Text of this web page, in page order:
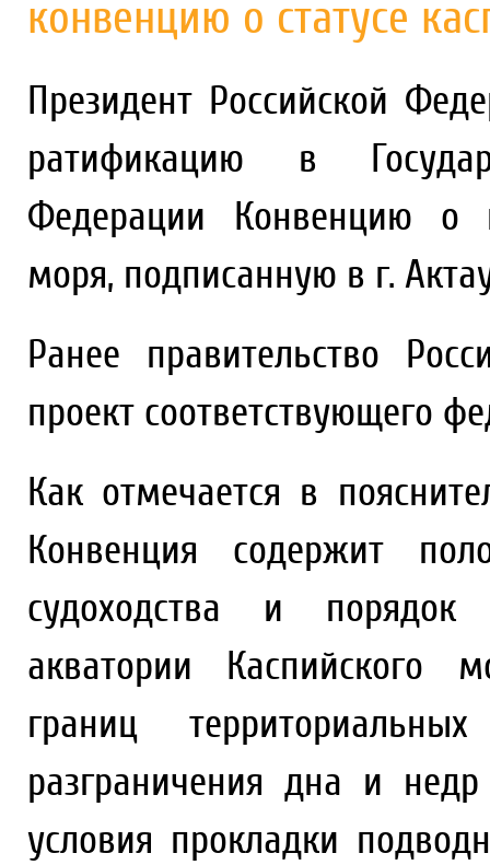
конвенцию о статусе
Президент Российской
ратификацию в
Федерации Конвенцию о
моря, подписанную в г.
Ранее правительство
проект соответствующего
Как отмечается в
Конвенция содержит
судоходства и порядок
акватории Каспийского
границ
разграничения дна и
условия прокладки